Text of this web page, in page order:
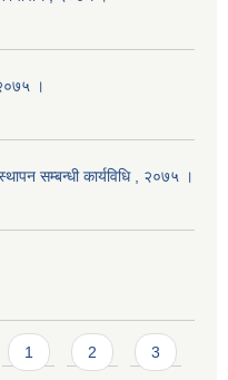
२०७५ ।
सम्बन्धी कार्यविधि , २०७५ ।
1 2 3